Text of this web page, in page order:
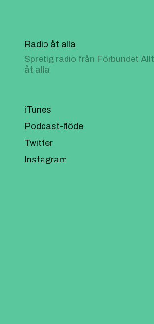
Radio åt alla
Spretig radio från Förbundet Allt
åt alla
iTunes
Podcast-flöde
Twitter
Instagram